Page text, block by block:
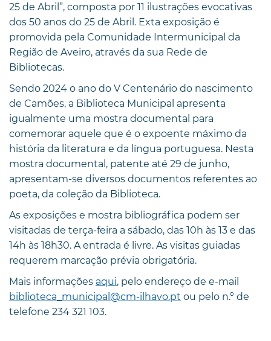
25 de Abril”, composta por 11 ilustrações evocativas
dos 50 anos do 25 de Abril. Exta exposição é
promovida pela Comunidade Intermunicipal da
Região de Aveiro, através da sua Rede de
Bibliotecas.
Sendo 2024 o ano do V Centenário do nascimento
de Camões, a Biblioteca Municipal apresenta
igualmente uma mostra documental para
comemorar aquele que é o expoente máximo da
história da literatura e da língua portuguesa. Nesta
mostra documental, patente até 29 de junho,
apresentam-se diversos documentos referentes ao
poeta, da coleção da Biblioteca.
As exposições e mostra bibliográfica podem ser
visitadas de terça-feira a sábado, das 10h às 13 e das
14h às 18h30. A entrada é livre. As visitas guiadas
requerem marcação prévia obrigatória.
Mais informações aqui, pelo endereço de e-mail
biblioteca_municipal@cm-ilhavo.pt ou pelo n.º de
telefone 234 321 103.